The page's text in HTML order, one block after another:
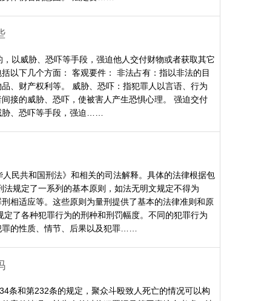
以威胁、恐吓等手段，强迫他人交付财物或者获取其它
以下几个方面： 客观要件： 非法占有：指以非法的目
、财产权利等。 威胁、恐吓：指犯罪人以言语、行为
接的威胁、恐吓，使被害人产生恐惧心理。 强迫交付
胁、恐吓等手段，强迫……
民共和国刑法》和相关的司法解释。具体的法律根据包
规定了一系列的基本原则，如法无明文规定不得为
相适应等。这些原则为量刑提供了基本的法律准则和原
了各种犯罪行为的刑种和刑罚幅度。不同的犯罪行为
的性质、情节、后果以及犯罪……
条和第232条的规定，聚众斗殴致人死亡的情况可以构